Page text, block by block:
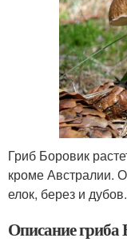
Гриб Боровик
кроме Австралии.
елок, берез и дубов.
Описание гриба